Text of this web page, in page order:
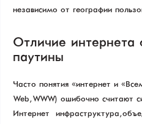
независимо от географии
Отличие интернета
паутины
Часто понятия «интернет» и
Web, WWW) ошибочно считают
Интернет — инфраструктура,